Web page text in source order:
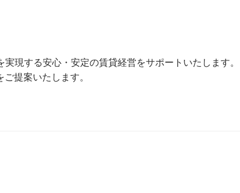
現する安心・安定の賃貸経営をサポートいたします。
提案いたします。